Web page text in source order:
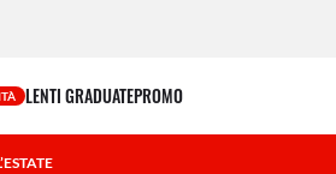
LENTI GRADUATEPROMO